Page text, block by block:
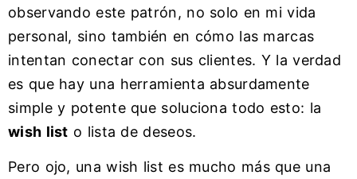
observando este patrón, no solo en mi vida
personal, sino también en cómo las marcas
intentan conectar con sus clientes. Y la verdad
es que hay una herramienta absurdamente
simple y potente que soluciona todo esto: la
wish list o lista de deseos.
Pero ojo, una wish list es mucho más que una